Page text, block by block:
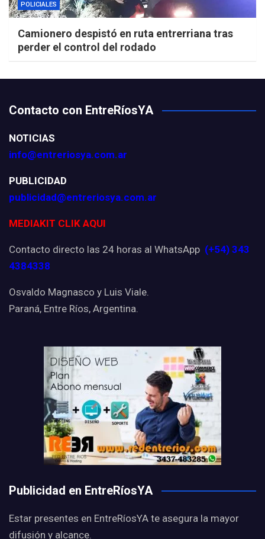
POLICIALES
Camionero despistó en ruta entrerriana tras
perder el control del rodado
Contacto con EntreRíosYA
NOTICIAS
info@entreriosya.com.ar
PUBLICIDAD
publicidad@entreriosya.com.ar
MEDIAKIT CLIK AQUI
Contacto directo las 24 horas al WhatsApp (+54) 343
4384338
Osvaldo Magnasco y Luis Viale.
Paraná, Entre Ríos, Argentina.
Publicidad en EntreRíosYA
Estar presentes en EntreRíosYA te asegura la mayor
difusión y alcance.